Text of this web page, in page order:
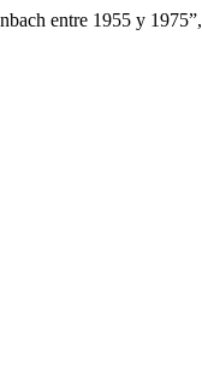
entre 1955 y 1975”,